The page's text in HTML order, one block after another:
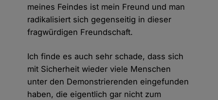
meines Feindes ist mein Freund und man
radikalisiert sich gegenseitig in dieser
fragwürdigen Freundschaft.
Ich finde es auch sehr schade, dass sich
mit Sicherheit wieder viele Menschen
unter den Demonstrierenden eingefunden
haben, die eigentlich gar nicht zum